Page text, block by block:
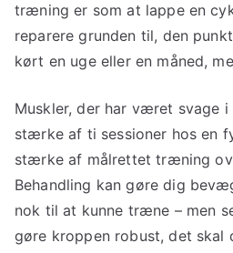
træning er som at lappe en
reparere grunden til, den
kørt en uge eller en måned,
Muskler, der har været svage
stærke af ti sessioner hos en
stærke af målrettet træning
Behandling kan gøre dig
nok til at kunne træne – men
gøre kroppen robust, det skal